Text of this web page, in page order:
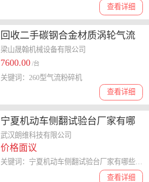
查看详细
回收二手碳钢合金材质涡轮气流
冲击粉碎机 260型气流粉碎机 拆
除制药厂设备
梁山晟翰机械设备有限公司
7600.00 /台
查看详细
关键词：260型气流粉碎机
宁夏机动车侧翻试验台厂家有哪
些 武汉朗维科技供应
武汉朗维科技有限公司
价格面议
查看详细
关键词：宁夏机动车侧翻试验台厂家有哪些,车辆侧翻试验台